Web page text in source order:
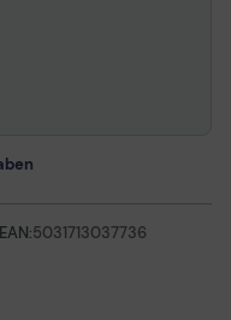
EAN:5031713037736